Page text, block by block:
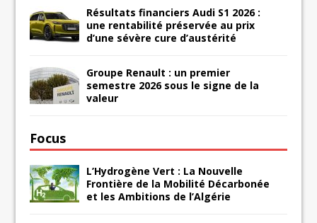
Résultats financiers Audi S1 2026 :
une rentabilité préservée au prix
d’une sévère cure d’austérité
Groupe Renault : un premier
semestre 2026 sous le signe de la
valeur
Focus
L’Hydrogène Vert : La Nouvelle
Frontière de la Mobilité Décarbonée
et les Ambitions de l’Algérie